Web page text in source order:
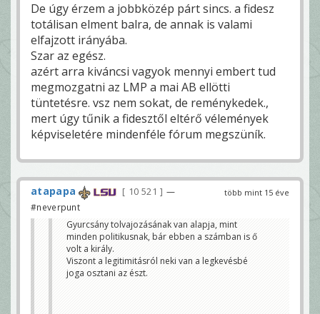
De úgy érzem a jobbközép párt sincs. a fidesz
totálisan elment balra, de annak is valami
elfajzott irányába.
Szar az egész.
azért arra kiváncsi vagyok mennyi embert tud
megmozgatni az LMP a mai AB ellötti
tüntetésre. vsz nem sokat, de reménykedek.,
mert úgy tűnik a fidesztől eltérő vélemények
képviseletére mindenféle fórum megszüník.
több mint 15 éve
atapapa 10 521
—
#neverpunt
Gyurcsány tolvajozásának van alapja, mint
minden politikusnak, bár ebben a számban is ő
volt a király.
Viszont a legitimitásról neki van a legkevésbé
joga osztani az észt.